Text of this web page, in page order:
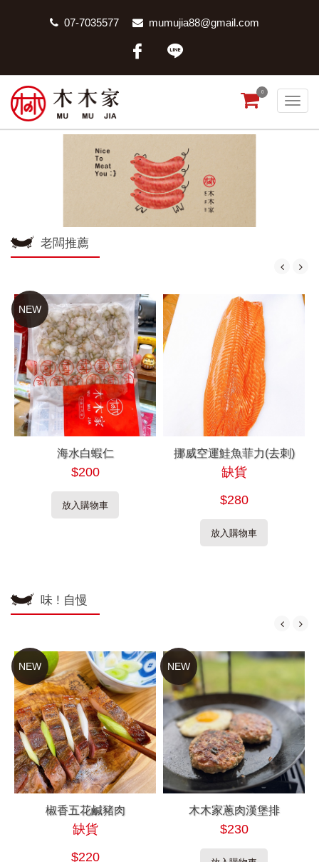
07-7035577 mumujia88@gmail.com
0
老闆推薦
NEW
海水白蝦仁
$200
放入購物車
挪威空運鮭魚菲力(去刺)
缺貨
$280
放入購物車
味 ! 自慢
NEW
椒香五花鹹豬肉
缺貨
$220
NEW
木木家蔥肉漢堡排
$230